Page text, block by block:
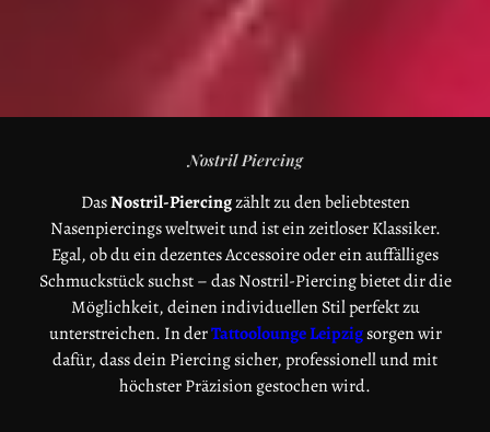
Nostril Piercing
DasNostril-Piercingzählt zu den beliebtesten
Nasenpiercings weltweit und ist ein zeitloser Klassiker.
Egal, ob du ein dezentes Accessoire oder ein auffälliges
Schmuckstück suchst – das Nostril-Piercing bietet dir die
Möglichkeit, deinen individuellen Stil perfekt zu
unterstreichen. In derTattoolounge Leipzigsorgen wir
dafür, dass dein Piercing sicher, professionell und mit
höchster Präzision gestochen wird.